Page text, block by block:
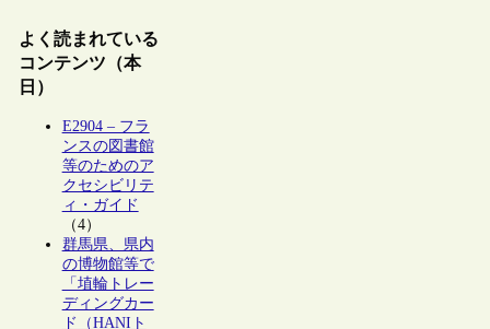
よく読まれている
コンテンツ（本
日）
E2904 – フラ
ンスの図書館
等のためのア
クセシビリテ
ィ・ガイド
（4）
群馬県、県内
の博物館等で
「埴輪トレー
ディングカー
ド（HANIト